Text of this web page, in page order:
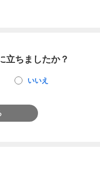
立ちましたか？
いいえ